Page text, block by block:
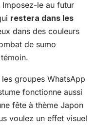
le au futur
restera dans les
dans des couleurs
de sumo
groupes WhatsApp
fonctionne aussi
fête à thème Japon
voulez un effet visuel